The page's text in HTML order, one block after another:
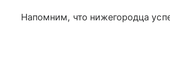
Напомним, что нижегородца